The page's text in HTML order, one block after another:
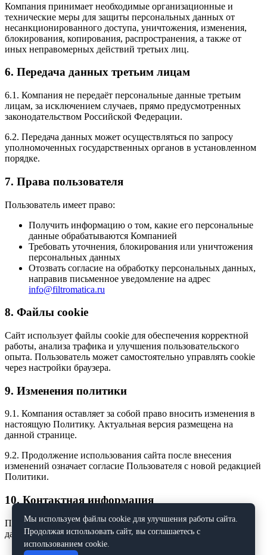
Компания принимает необходимые организационные и
технические меры для защиты персональных данных от
несанкционированного доступа, уничтожения, изменения,
блокирования, копирования, распространения, а также от
иных неправомерных действий третьих лиц.
6. Передача данных третьим лицам
6.1. Компания не передаёт персональные данные третьим
лицам, за исключением случаев, прямо предусмотренных
законодательством Российской Федерации.
6.2. Передача данных может осуществляться по запросу
уполномоченных государственных органов в установленном
порядке.
7. Права пользователя
Пользователь имеет право:
Получить информацию о том, какие его персональные
данные обрабатываются Компанией
Требовать уточнения, блокирования или уничтожения
персональных данных
Отозвать согласие на обработку персональных данных,
направив письменное уведомление на адрес
info@filtromatica.ru
8. Файлы cookie
Сайт использует файлы cookie для обеспечения корректной
работы, анализа трафика и улучшения пользовательского
опыта. Пользователь может самостоятельно управлять cookie
через настройки браузера.
9. Изменения политики
9.1. Компания оставляет за собой право вносить изменения в
настоящую Политику. Актуальная версия размещена на
данной странице.
9.2. Продолжение использования сайта после внесения
изменений означает согласие Пользователя с новой редакцией
Политики.
10. Контактная информация
По всем вопросам, связанным с обработкой персональных
данных, обращайтесь:
Мы используем файлы cookie для улучшения работы сайта.
Продолжая использовать сайт, вы соглашаетесь с
использованием cookie.